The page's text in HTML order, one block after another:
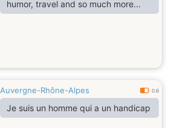
humor, travel and so much more...
Auvergne-Rhône-Alpes 0.6
Je suis un homme qui a un handicap